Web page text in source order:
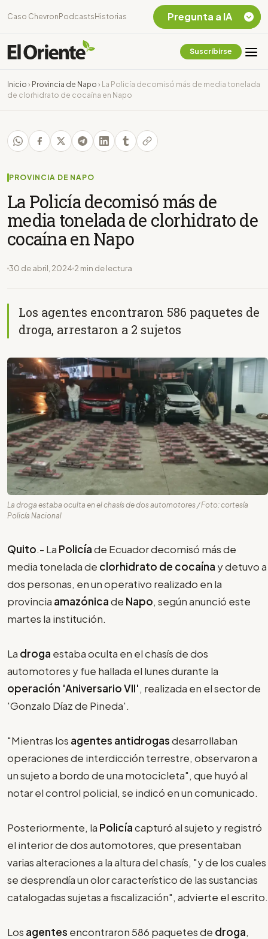
Caso Chevron Podcasts Historias
Suscribirse
Inicio › Provincia de Napo ›
La Policía decomisó más de media tonelada
de clorhidrato de cocaína en Napo
PROVINCIA DE NAPO
La Policía decomisó más de
media tonelada de clorhidrato de
cocaína en Napo
30 de abril, 2024 2 min de lectura
Los agentes encontraron 586 paquetes de
droga, arrestaron a 2 sujetos
La droga estaba oculta en el chasís de dos automotores / Foto: cortesía
Policía Nacional
Quito.- La Policíade Ecuador decomisó más de
media tonelada de clorhidrato de cocaína y detuvo a
dos personas, en un operativo realizado en la
provincia amazónicade Napo, según anunció este
martes la institución.
La droga estaba oculta en el chasís de dos
automotores y fue hallada el lunes durante la
operación 'Aniversario VII', realizada en el sector de
'Gonzalo Díaz de Pineda'.
"Mientras los agentes antidrogasdesarrollaban
operaciones de interdicción terrestre, observaron a
un sujeto a bordo de una motocicleta", que huyó al
notar el control policial, se indicó en un comunicado.
Posteriormente, la Policíacapturó al sujeto y registró
el interior de dos automotores, que presentaban
varias alteraciones a la altura del chasís, "y de los cuales
se desprendía un olor característico de las sustancias
catalogadas sujetas a fiscalización", advierte el escrito.
Los agentes encontraron 586 paquetes de droga,
Pregunta a IA
Chevron Ecuador